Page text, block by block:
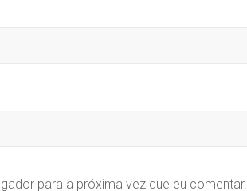
para a próxima vez que eu comentar.